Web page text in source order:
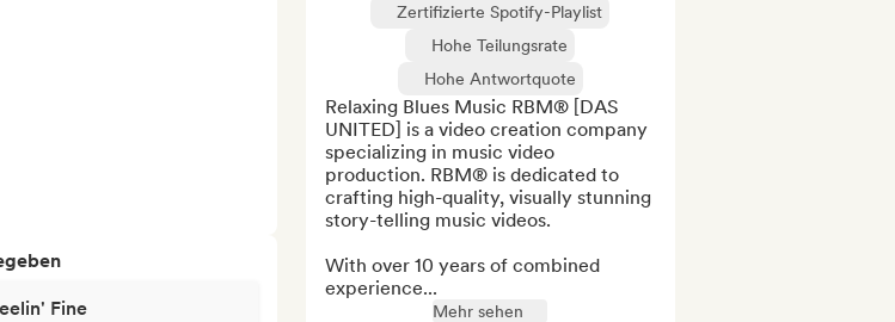
Fine
Zertifizierte Spotify-Playlist
Hohe Teilungsrate
Hohe Antwortquote
Relaxing Blues Music RBM® [DAS
UNITED] is a video creation company
specializing in music video
production. RBM® is dedicated to
crafting high-quality, visually stunning
story-telling music videos.
With over 10 years of combined
experience...
Mehr sehen